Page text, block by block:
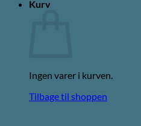
Kurv
Ingen varer i kurven.
Tilbage til shoppen